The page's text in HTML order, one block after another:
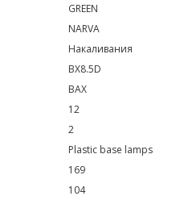
GREEN
NARVA
Накаливания
BX8.5D
BAX
12
2
Plastic base lamps
169
104